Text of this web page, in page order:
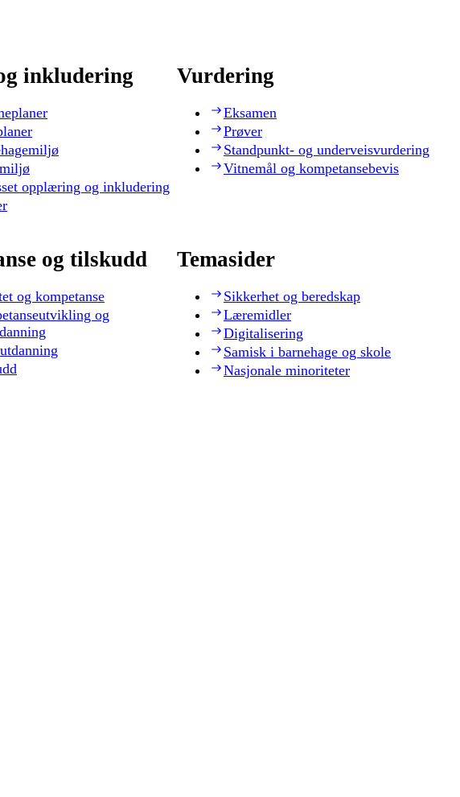
inkludering
opplæring og inkludering
Vurdering
Eksamen
Prøver
Standpunkt- og underveisvurdering
Vitnemål og kompetansebevis
og tilskudd
og kompetanse
og
Temasider
Sikkerhet og beredskap
Læremidler
Digitalisering
Samisk i barnehage og skole
Nasjonale minoriteter